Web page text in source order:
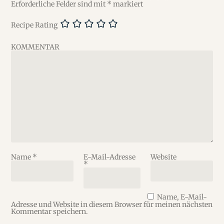
Erforderliche Felder sind mit * markiert
Recipe Rating
KOMMENTAR
Name * E-Mail-Adresse
*
Website
Name, E-Mail-
Adresse und Website in diesem Browser für meinen nächsten
Kommentar speichern.